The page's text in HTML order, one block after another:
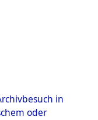
in
oder